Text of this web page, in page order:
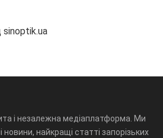
sinoptik.ua
і незалежна медіаплатформа. Ми
новини, найкращі статті запорізьких